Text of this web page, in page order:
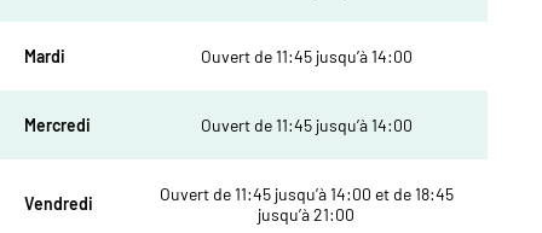
Mardi Ouvert de 11:45 jusqu’à 14:00
Mercredi Ouvert de 11:45 jusqu’à 14:00
Vendredi
Ouvert de 11:45 jusqu’à 14:00 et de 18:45
jusqu’à 21:00